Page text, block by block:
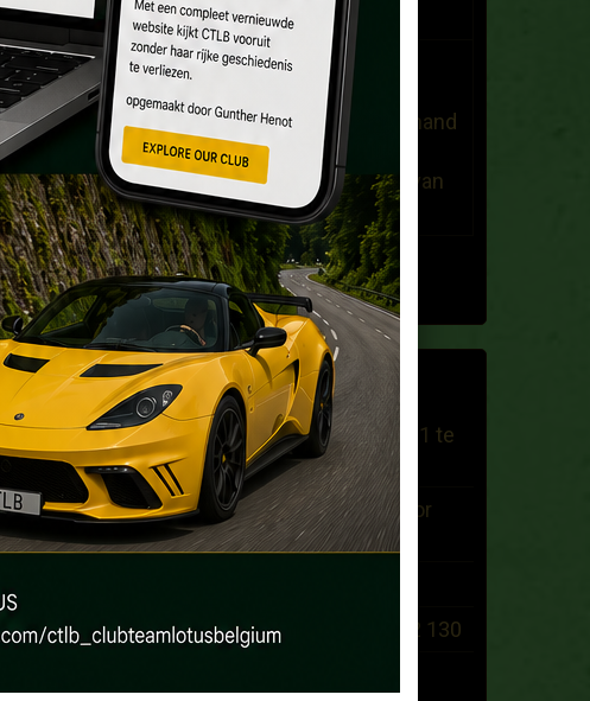
ovale (Toyata ...
dany stuyvaert Op 25/03/2021
beste,ben op zoek naar iemand
die op de hoogte is voor de
restauratie van een motor van
de lotus esprit ...
Alle berichten
LAATSTE BERICHTEN
Lotus Elite 1960 en Lotus 31 te
koop
Op zoek naar een Lotus voor
een trouwfeest...
Search White 1974 ELan +2 130